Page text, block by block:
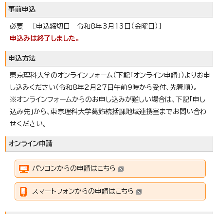
事前申込
必要 ［申込締切日 令和8年3月13日（金曜日）］
申込みは終了しました。
申込方法
東京理科大学のオンラインフォーム（下記「オンライン申請」）よりお申
し込みください（令和8年2月27日午前9時から受付、先着順）。
※オンラインフォームからのお申し込みが難しい場合は、下記「申し
込み先」から、東京理科大学葛飾統括課地域連携室までお問い合わ
せください。
オンライン申請
パソコンからの申請はこちら
スマートフォンからの申請はこちら